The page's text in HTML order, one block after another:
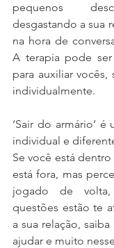
pequenos
desgastando a sua
na hora de
A terapia pode
para auxiliar
individualmente.
‘Sair do armário’
individual e
Se você está
está fora, mas
jogado de
questões estão te
a sua relação,
ajudar e muito